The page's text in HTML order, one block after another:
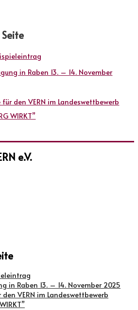
in Raben 13. – 14. November
den VERN im Landeswettbewerb
WIRKT”
e.V.
in Raben 13. – 14. November 2025
VERN im Landeswettbewerb